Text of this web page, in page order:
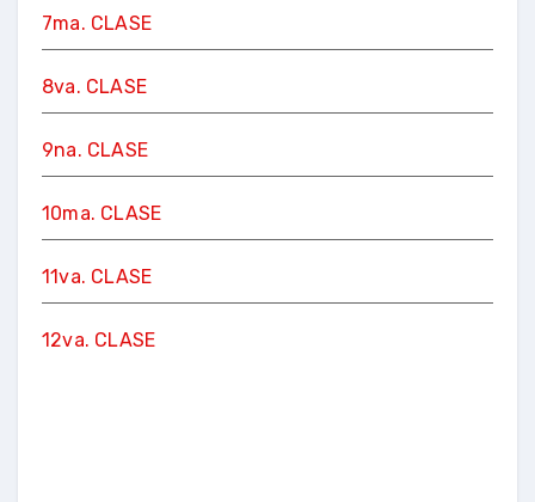
7ma. CLASE
8va. CLASE
9na. CLASE
10ma. CLASE
11va. CLASE
12va. CLASE